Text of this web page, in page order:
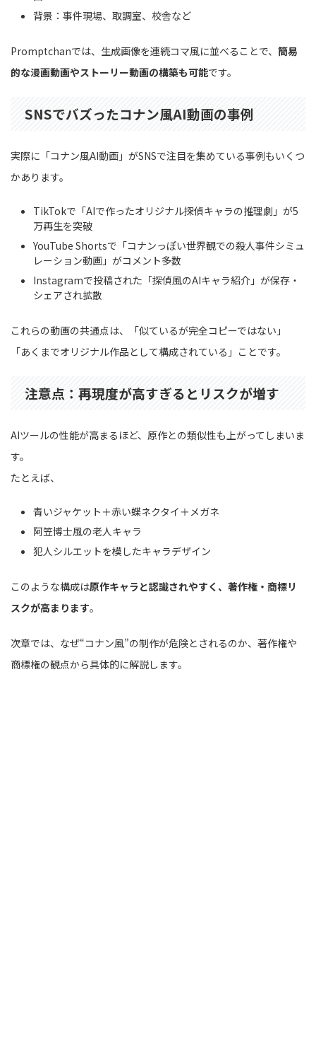
背景：事件現場、取調室、校舎など
Promptchanでは、生成画像を連続コマ風に並べることで、 簡易
的な漫画動画やストーリー動画の構築も可能です。
SNSでバズったコナン風AI動画の事例
実際に「コナン風AI動画」がSNSで注目を集めている事例もいくつ
かあります。
TikTokで「AIで作ったオリジナル探偵キャラの推理劇」が5
万再生を突破
YouTube Shortsで「コナンっぽい世界観での殺人事件シミュ
レーション動画」がコメント多数
Instagramで投稿された「探偵風のAIキャラ紹介」が保存・
シェアされ拡散
これらの動画の共通点は、「似ているが完全コピーではない」
「あくまでオリジナル作品として構成されている」ことです。
注意点：再現度が高すぎるとリスクが増す
AIツールの性能が高まるほど、原作との類似性も上がってしまいま
す。
たとえば、
青いジャケット＋赤い蝶ネクタイ＋メガネ
阿笠博士風の老人キャラ
犯人シルエットを模したキャラデザイン
このような構成は原作キャラと認識されやすく、著作権・商標リ
スクが高まります。
次章では、なぜ“コナン風”の制作が危険とされるのか、著作権や
商標権の観点から具体的に解説します。